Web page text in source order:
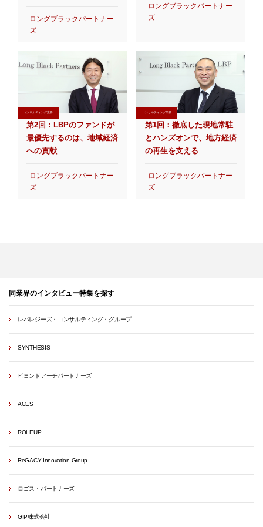
ロングブラックパートナー
ズ
ロングブラックパートナー
ズ
コンサルティング業界
第2回：LBPのファンドが
最優先するのは、地域経済
への貢献
ロングブラックパートナー
ズ
コンサルティング業界
第1回：徹底した現地常駐
とハンズオンで、地方経済
の再生を支える
ロングブラックパートナー
ズ
同業界のインタビュー特集を探す
レバレジーズ・コンサルティング・グループ
SYNTHESIS
ビヨンドアーチパートナーズ
ACES
ROLEUP
ReGACY Innovation Group
ロゴス・パートナーズ
GIP株式会社